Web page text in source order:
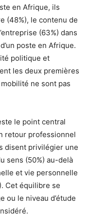
en Afrique, ils
(48%), le contenu de
(63%) dans
poste en Afrique.
politique et
les deux premières
ne sont pas
le point central
retour professionnel
disent privilégier une
sens (50%) au-delà
et vie personnelle
Cet équilibre se
ou le niveau d’étude